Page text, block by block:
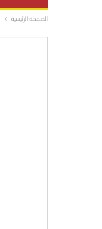
الصفحة الرئيسية